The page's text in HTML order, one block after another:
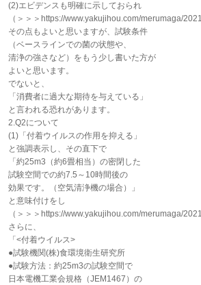
(2)エビデンスも明確に示しておられ
（＞＞＞https://www.yakujihou.com/merumaga/
その点もよいと思いますが、試験条件
（ベースラインでの菌の状態や、
清浄の強さなど）をもう少し書いた方が
よいと思います。
でないと、
「消費者に過大な期待を与えている」
と言われる恐れがあります。
2.Q2について
(1)「付着ウイルスの作用を抑える」
と強調表示し、その直下で
「約25m3（約6畳相当）の密閉した
試験空間での約7.5～10時間後の
効果です。（空気清浄機の場合）」
と意味付けをし
（＞＞＞https://www.yakujihou.com/merumaga/
さらに、
「<付着ウイルス>
●試験機関(株)食環境衛生研究所
●試験方法：約25m3の試験空間で
日本電機工業会規格（JEM1467）の